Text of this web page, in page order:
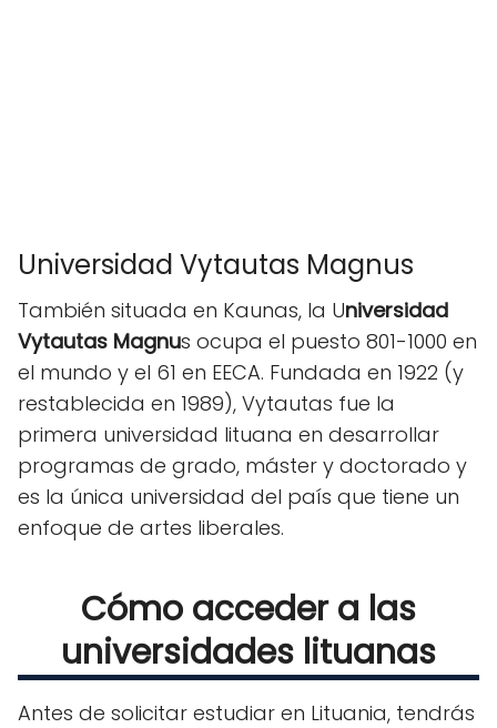
Universidad Vytautas Magnus
También situada en Kaunas, la Universidad
Vytautas Magnus ocupa el puesto 801-1000 en
el mundo y el 61 en EECA. Fundada en 1922 (y
restablecida en 1989), Vytautas fue la
primera universidad lituana en desarrollar
programas de grado, máster y doctorado y
es la única universidad del país que tiene un
enfoque de artes liberales.
Cómo acceder a las
universidades lituanas
Antes de solicitar estudiar en Lituania, tendrás